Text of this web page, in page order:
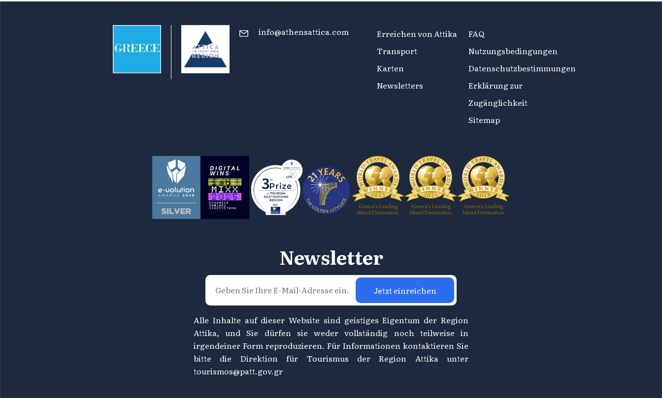
info@athensattica.com
Erreichen von Attika
Transport
Karten
Newsletters
FAQ
Nutzungsbedingungen
Datenschutzbestimmungen
Erklärung zur
Zugänglichkeit
Sitemap
Newsletter
Jetzt einreichen
Alle Inhalte auf dieser Website sind geistiges Eigentum der Region
Attika, und Sie dürfen sie weder vollständig noch teilweise in
irgendeiner Form reproduzieren. Für Informationen kontaktieren Sie
bitte die Direktion für Tourismus der Region Attika unter
tourismos@patt.gov.gr